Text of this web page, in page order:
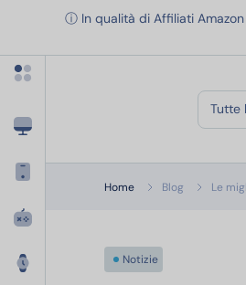
ⓘ In qualità di Affiliati
Apri menu categorie
Home Blog Le
Notizie